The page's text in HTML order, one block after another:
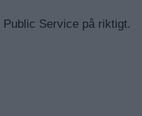
Public Service på riktigt.